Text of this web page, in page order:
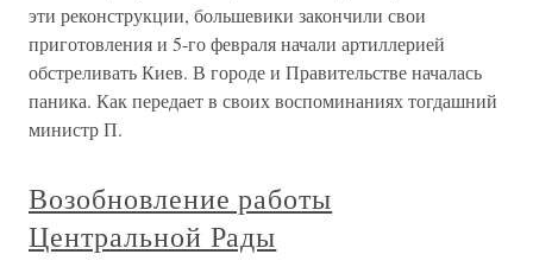
эти реконструкции, большевики закончили свои
приготовления и 5-го февраля начали артиллерией
обстреливать Киев. В городе и Правительстве началась
паника. Как передает в своих воспоминаниях тогдашний
министр П.
Возобновление работы
Центральной Рады